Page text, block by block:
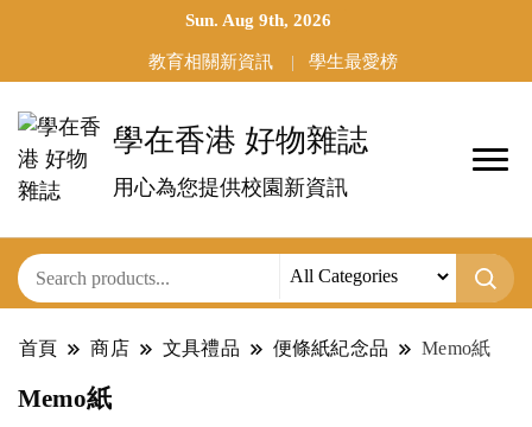
Sun. Aug 9th, 2026
教育相關新資訊 學生最愛榜
學在香港 好物雜誌
用心為您提供校園新資訊
首頁 商店 文具禮品 便條紙紀念品 Memo紙
Memo紙